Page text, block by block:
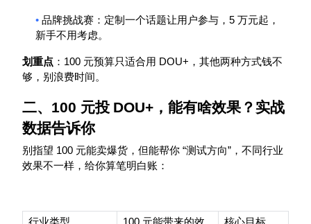
• 品牌挑战赛：定制一个话题让用户参与， 5 万元起，
新手不用考虑。
划重点 ： 100 元预算只适合用 DOU+ ，其他两种方式钱不
够，别浪费时间。
二、 100 元投 DOU+ ，能有啥效果？实战
数据告诉你
别指望 100 元能卖爆货，但能帮你 “测试方向” ，不同行业
效果不一样，给你算笔明白账：
100